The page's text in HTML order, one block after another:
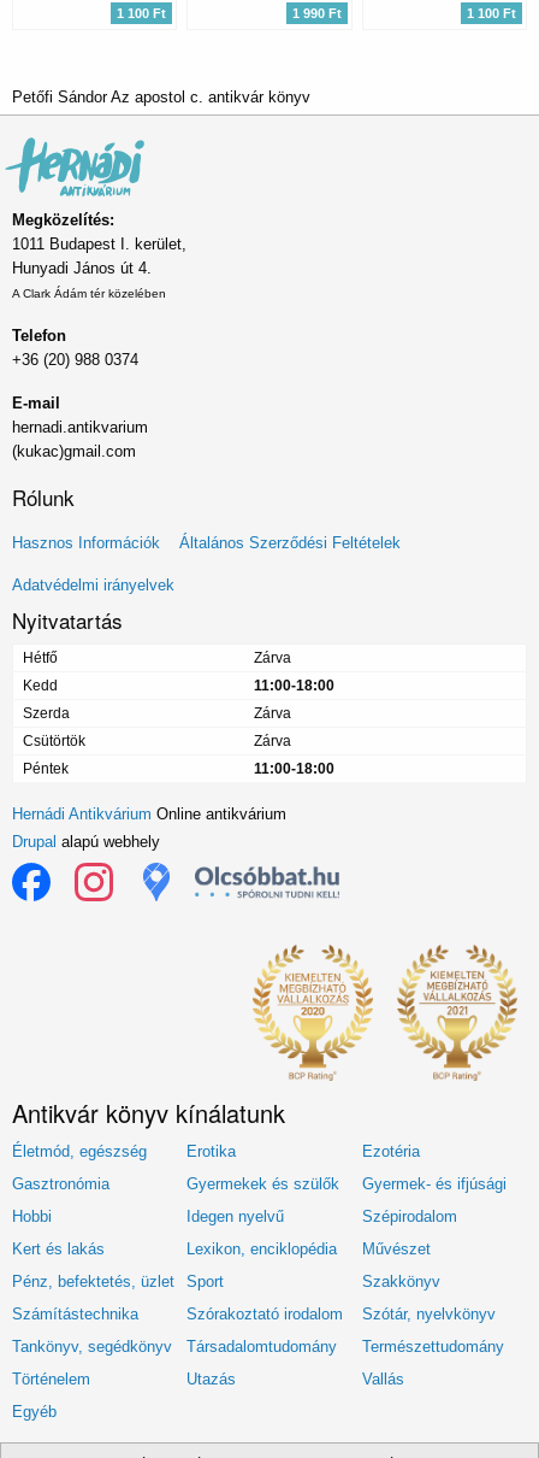
1 100 Ft 1 990 Ft 1 100 Ft
Petőfi Sándor Az apostol c. antikvár könyv
Megközelítés:
1011 Budapest I. kerület,
Hunyadi János út 4.
A Clark Ádám tér közelében
Telefon
+36 (20) 988 0374
E-mail
hernadi.antikvarium
(kukac)gmail.com
Rólunk
Lábléc
menü
Hasznos Információk Általános Szerződési Feltételek
Adatvédelmi irányelvek
Nyitvatartás
Hétfő
Zárva
Kedd
11:00-18:00
Szerda
Zárva
Csütörtök
Zárva
Péntek
11:00-18:00
Hernádi Antikvárium Online antikvárium
Drupal alapú webhely
Antikvár könyv kínálatunk
Életmód, egészség Erotika
Ezotéria
Gasztronómia
Gyermekek és szülők
Gyermek- és ifjúsági
Hobbi
Idegen nyelvű
Szépirodalom
Kert és lakás
Lexikon, enciklopédia
Művészet
Pénz, befektetés, üzlet
Sport
Szakkönyv
Számítástechnika
Szórakoztató irodalom
Szótár, nyelvkönyv
Tankönyv, segédkönyv
Társadalomtudomány
Természettudomány
Történelem
Utazás
Vallás
Egyéb